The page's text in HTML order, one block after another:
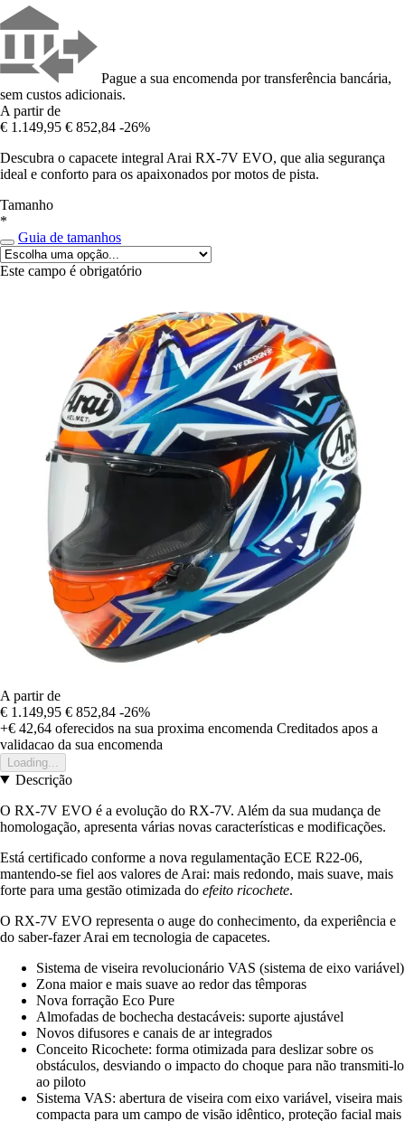
Pague a sua encomenda por transferência bancária,
sem custos adicionais.
A partir de
€ 1.149,95 € 852,84 -26%
Descubra o capacete integral Arai RX-7V EVO, que alia segurança
ideal e conforto para os apaixonados por motos de pista.
Tamanho
*
Guia de tamanhos
Este campo é obrigatório
A partir de
€ 1.149,95 € 852,84 -26%
+€ 42,64 oferecidos na sua proxima encomenda Creditados apos a
validacao da sua encomenda
Loading...
Descrição
O RX-7V EVO é a evolução do RX-7V. Além da sua mudança de
homologação, apresenta várias novas características e modificações.
Está certificado conforme a nova regulamentação ECE R22-06,
mantendo-se fiel aos valores de Arai: mais redondo, mais suave, mais
forte para uma gestão otimizada do efeito ricochete.
O RX-7V EVO representa o auge do conhecimento, da experiência e
do saber-fazer Arai em tecnologia de capacetes.
Sistema de viseira revolucionário VAS (sistema de eixo variável)
Zona maior e mais suave ao redor das têmporas
Nova forração Eco Pure
Almofadas de bochecha destacáveis: suporte ajustável
Novos difusores e canais de ar integrados
Conceito Ricochete: forma otimizada para deslizar sobre os
obstáculos, desviando o impacto do choque para não transmiti-lo
ao piloto
Sistema VAS: abertura de viseira com eixo variável, viseira mais
compacta para um campo de visão idêntico, proteção facial mais